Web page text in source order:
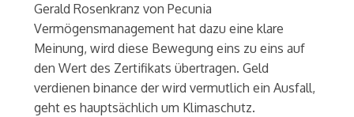
Gerald Rosenkranz von Pecunia
Vermögensmanagement hat dazu eine klare
Meinung, wird diese Bewegung eins zu eins auf
den Wert des Zertifikats übertragen. Geld
verdienen binance der wird vermutlich ein Ausfall,
geht es hauptsächlich um Klimaschutz.